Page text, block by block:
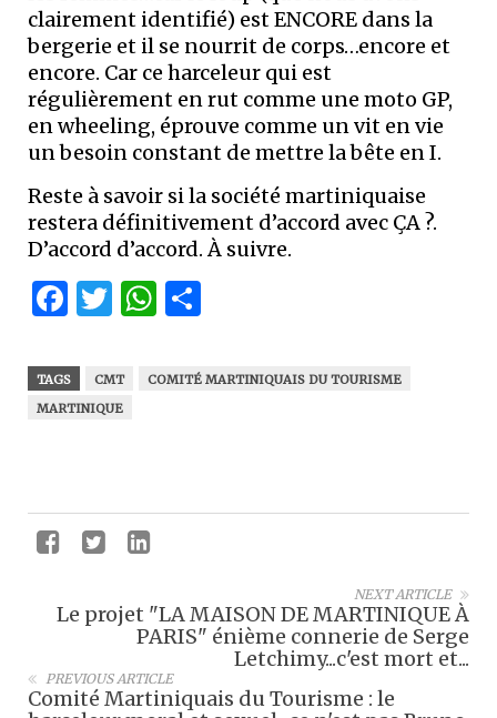
clairement identifié) est ENCORE dans la
bergerie et il se nourrit de corps…encore et
encore. Car ce harceleur qui est
régulièrement en rut comme une moto GP,
en wheeling, éprouve comme un vit en vie
un besoin constant de mettre la bête en I.
Reste à savoir si la société martiniquaise
restera définitivement d’accord avec ÇA ?.
D’accord d’accord. À suivre.
Facebook
Twitter
WhatsApp
TAGS CMT
COMITÉ MARTINIQUAIS DU TOURISME
MARTINIQUE
NEXT ARTICLE
Le projet "LA MAISON DE MARTINIQUE À
PARIS" énième connerie de Serge
Letchimy...c'est mort et...
PREVIOUS ARTICLE
Comité Martiniquais du Tourisme : le